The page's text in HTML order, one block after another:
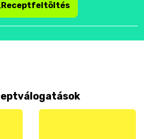
Receptfeltöltés